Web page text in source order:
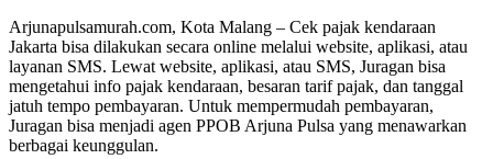
Arjunapulsamurah.com, Kota Malang – Cek pajak kendaraan
Jakarta bisa dilakukan secara online melalui website, aplikasi, atau
layanan SMS. Lewat website, aplikasi, atau SMS, Juragan bisa
mengetahui info pajak kendaraan, besaran tarif pajak, dan tanggal
jatuh tempo pembayaran. Untuk mempermudah pembayaran,
Juragan bisa menjadi agen PPOB Arjuna Pulsa yang menawarkan
berbagai keunggulan.